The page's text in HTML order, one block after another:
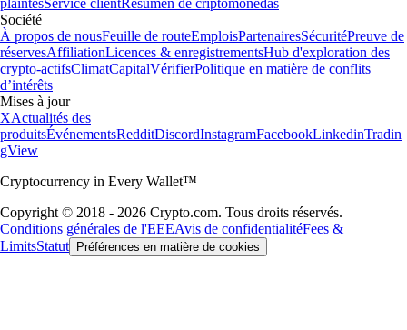
plaintesService clientResumen de criptomonedas
Société
À propos de nousFeuille de routeEmploisPartenairesSécuritéPreuve de
réservesAffiliationLicences & enregistrementsHub d'exploration des
crypto-actifsClimatCapitalVérifierPolitique en matière de conflits
d’intérêts
Mises à jour
XActualités des
produitsÉvénementsRedditDiscordInstagramFacebookLinkedinTradin
gView
Cryptocurrency in Every Wallet™
Copyright © 2018 - 2026 Crypto.com. Tous droits réservés.
Conditions générales de l'EEEAvis de confidentialitéFees &
LimitsStatut Préférences en matière de cookies